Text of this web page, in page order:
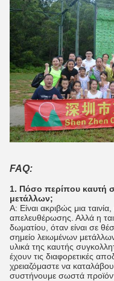
FAQ:
1. Πόσο περίπου καυτή
μετάλλων;
Α: Είναι ακριβώς μια
απελευθέρωσης. Αλλά η
δωματίου, όταν είναι σε
σημείο λειωμένων
υλικά της καυτής
έχουν τις διαφορετικές
χρειαζόμαστε να
συστήνουμε σωστά